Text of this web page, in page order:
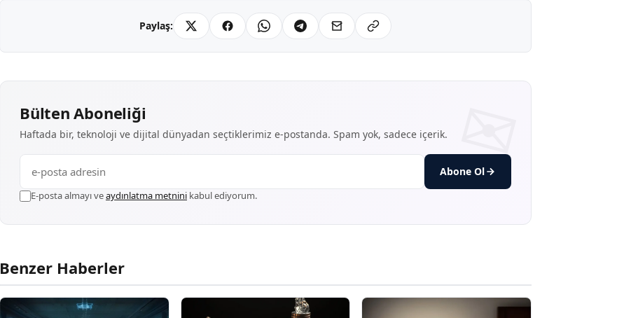
Paylaş:
Bülten Aboneliği
Haftada bir, teknoloji ve dijital dünyadan seçtiklerimiz e-postanda. Spam yok, sadece içerik.
Abone Ol
E-posta almayı veaydınlatma metnini kabul ediyorum.
Benzer Haberler